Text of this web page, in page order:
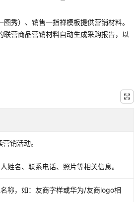
秀）、销售一指禅模板提供营销材料。
营商品营销材料自动生成采购报告，以
销活动。
姓名、联系电话、照片等相关信息。
称，如：友商字样或华为/友商logo相